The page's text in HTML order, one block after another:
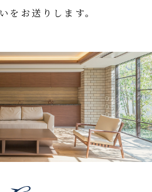
、「ブランシエラ加古川
、「ブランシエラ横浜瀬
完売いたしました。
完売いたしました。
をお送りします。